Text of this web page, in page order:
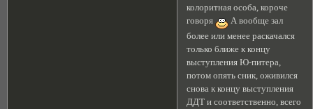
колоритная особа, короче
говоря
А вообще зал
более или менее раскачался
только ближе к концу
выступления Ю-питера,
потом опять сник, оживился
снова к концу выступления
ДДТ и соответственно, всего